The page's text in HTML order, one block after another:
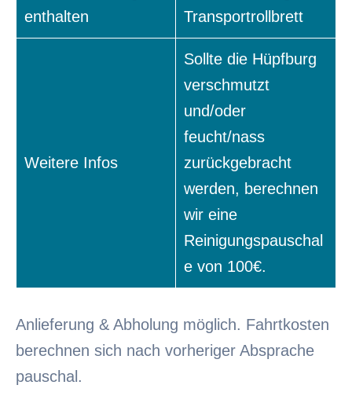
enthalten
Transportrollbrett
Weitere Infos
Sollte die Hüpfburg
verschmutzt
und/oder
feucht/nass
zurückgebracht
werden, berechnen
wir eine
Reinigungspauschal
e von 100€.
Anlieferung & Abholung möglich. Fahrtkosten
berechnen sich nach vorheriger Absprache
pauschal.